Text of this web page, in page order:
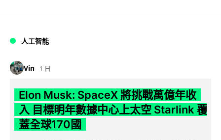
人工智能
Vin 1 日
Elon Musk: SpaceX 將挑戰萬億年收
入 目標明年數據中心上太空 Starlink 覆
蓋全球170國